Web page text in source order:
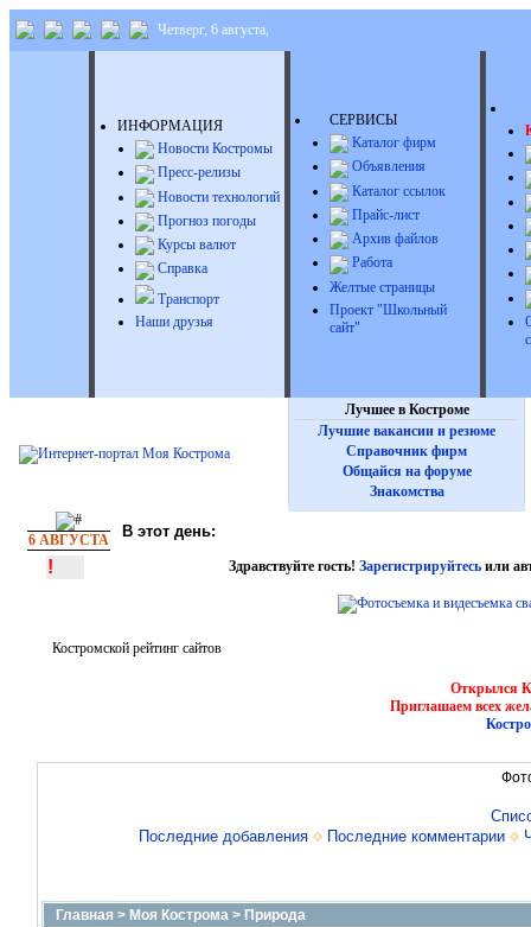
Четверг, 6 августа,
ИНФОРМАЦИЯ
Новости Костромы
Пресс-релизы
Новости технологий
Прогноз погоды
Курсы валют
Справка
Транспорт
Наши друзья
СЕРВИСЫ
Каталог фирм
Объявления
Каталог ссылок
Прайс-лист
Архив файлов
Работа
Желтые страницы
Проект "Школьный
сайт"
Лучшее в Костроме
Лучшие вакансии и резюме
Справочник фирм
Общайся на форуме
Знакомства
6 АВГУСТА В этот день:
! Здравствуйте гость! Зарегистрируйтесьили
Костромской рейтинг сайтов
Открылся
Приглашаем всех
Последние добавления
Последние комментарии
Главная > Моя Кострома> Природа